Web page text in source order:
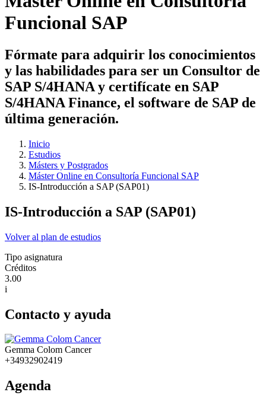
Funcional SAP
Fórmate para adquirir los conocimientos
y las habilidades para ser un Consultor de
SAP S/4HANA y certifícate en SAP
S/4HANA Finance, el software de SAP de
última generación.
Inicio
Estudios
Másters y Postgrados
Máster Online en Consultoría Funcional SAP
IS-Introducción a SAP (SAP01)
IS-Introducción a SAP (SAP01)
Volver al plan de estudios
Tipo asignatura
Créditos
3.00
i
Contacto y ayuda
Gemma Colom Cancer
+34932902419
Agenda